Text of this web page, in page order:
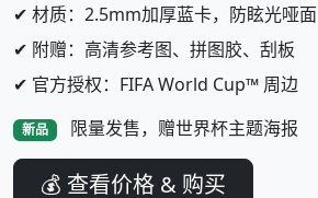
✔ 材质：2.5mm加厚蓝卡，防眩光哑面
✔ 附赠：高清参考图、拼图胶、刮板
✔ 官方授权：FIFA World Cup™ 周边
新品 限量发售，赠世界杯主题海报
💰 查看价格 & 购买